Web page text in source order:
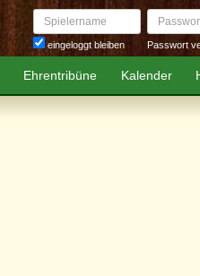
Spielername
eingeloggt bleiben
Passwort
Passwort
Ehrentribüne Kalender